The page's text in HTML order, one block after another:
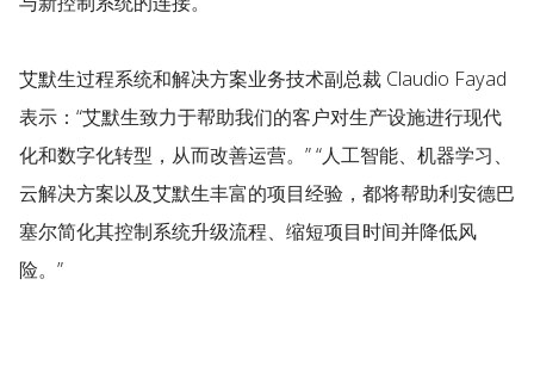
艾默生过程系统和解决方案业务技术副总裁 Claudio Fayad
表示：“艾默生致力于帮助我们的客户对生产设施进行现代
化和数字化转型，从而改善运营。” “人工智能、机器学习、
云解决方案以及艾默生丰富的项目经验，都将帮助利安德巴
塞尔简化其控制系统升级流程、缩短项目时间并降低风
险。”